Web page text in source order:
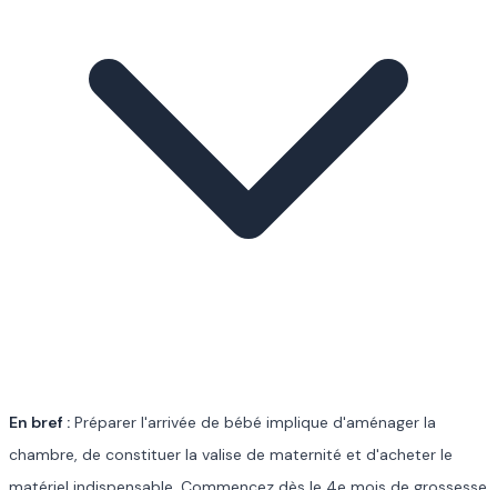
En bref : Préparer l'arrivée de bébé implique d'aménager la
chambre, de constituer la valise de maternité et d'acheter le